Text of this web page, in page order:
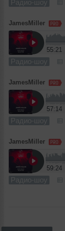
Радио-шоу
JamesMiller
55:21
Радио-шоу
JamesMiller
57:14
Радио-шоу
JamesMiller
59:24
Радио-шоу